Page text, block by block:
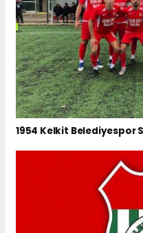
1954 Kelkit Belediyespor